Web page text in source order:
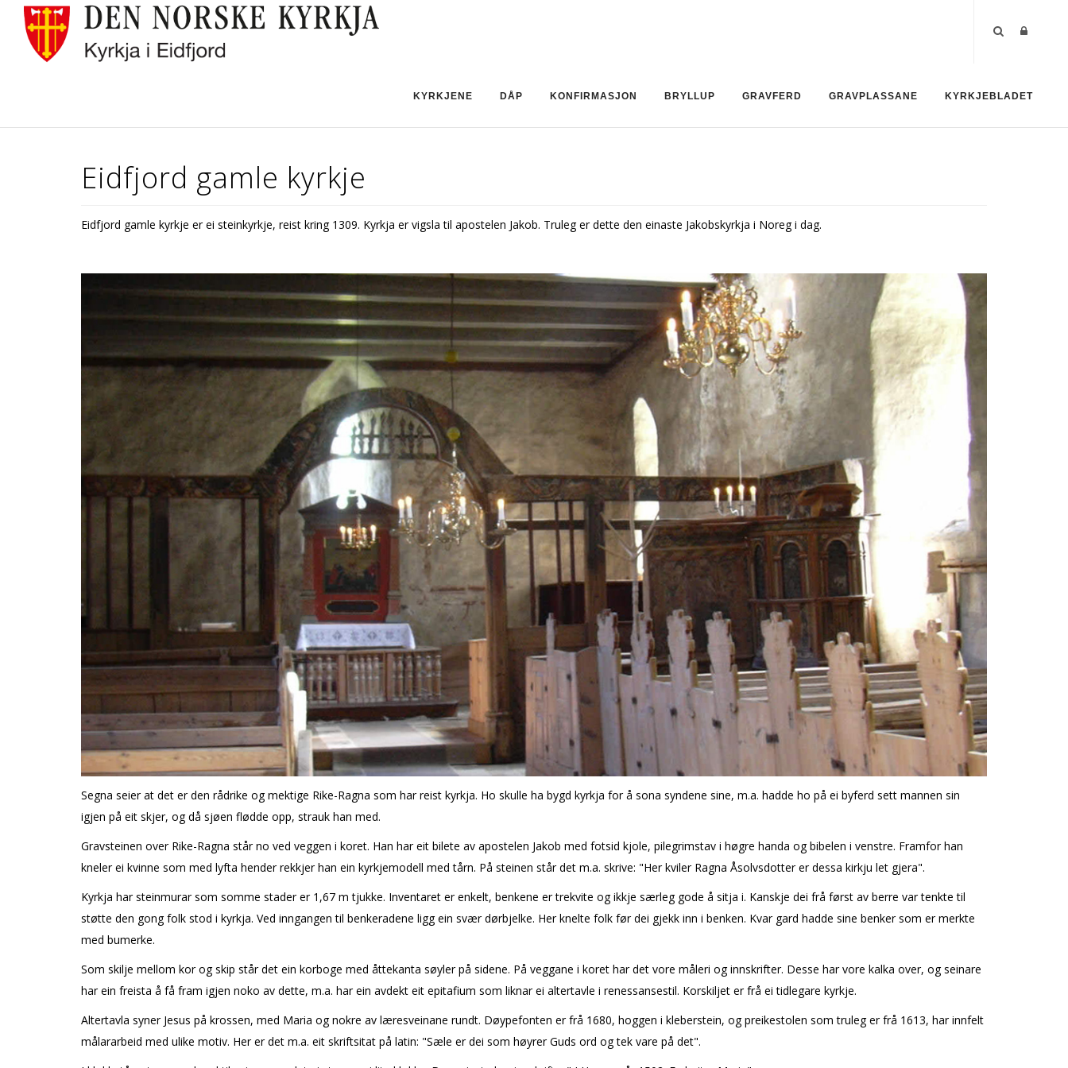
KYRKJENE DÅP KONFIRMASJON BRYLLUP GRAVFERD GRAVPLASSANE KYRKJEBLADET
Eidfjord gamle kyrkje
Eidfjord gamle kyrkje er ei steinkyrkje, reist kring 1309. Kyrkja er vigsla til apostelen Jakob. Truleg er dette den einaste Jakobskyrkja i Noreg i dag.
Segna seier at det er den rådrike og mektige Rike-Ragna som har reist kyrkja. Ho skulle ha bygd kyrkja for å sona syndene sine, m.a. hadde ho på ei byferd sett mannen sin
igjen på eit skjer, og då sjøen flødde opp, strauk han med.
Gravsteinen over Rike-Ragna står no ved veggen i koret. Han har eit bilete av apostelen Jakob med fotsid kjole, pilegrimstav i høgre handa og bibelen i venstre. Framfor han
kneler ei kvinne som med lyfta hender rekkjer han ein kyrkjemodell med tårn. På steinen står det m.a. skrive: "Her kviler Ragna Åsolvsdotter er dessa kirkju let gjera".
Kyrkja har steinmurar som somme stader er 1,67 m tjukke. Inventaret er enkelt, benkene er trekvite og ikkje særleg gode å sitja i. Kanskje dei frå først av berre var tenkte til
støtte den gong folk stod i kyrkja. Ved inngangen til benkeradene ligg ein svær dørbjelke. Her knelte folk før dei gjekk inn i benken. Kvar gard hadde sine benker som er merkte
med bumerke.
Som skilje mellom kor og skip står det ein korboge med åttekanta søyler på sidene. På veggane i koret har det vore måleri og innskrifter. Desse har vore kalka over, og seinare
har ein freista å få fram igjen noko av dette, m.a. har ein avdekt eit epitafium som liknar ei altertavle i renessansestil. Korskiljet er frå ei tidlegare kyrkje.
Altertavla syner Jesus på krossen, med Maria og nokre av læresveinane rundt. Døypefonten er frå 1680, hoggen i kleberstein, og preikestolen som truleg er frå 1613, har innfelt
målararbeid med ulike motiv. Her er det m.a. eit skriftsitat på latin: "Sæle er dei som høyrer Guds ord og tek vare på det".